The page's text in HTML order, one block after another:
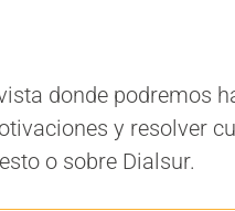
donde podremos
y resolver
o sobre Dialsur.